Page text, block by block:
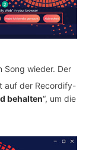
Song wieder. Der
auf der Recordify-
behalten“, um die